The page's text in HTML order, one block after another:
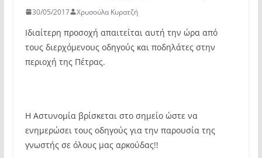
30/05/2017 Χρυσούλα Κυρατζή
Ιδιαίτερη προσοχή απαιτείται αυτή την ώρα από
τους διερχόμενους οδηγούς και ποδηλάτες στην
περιοχή της Πέτρας.
Η Αστυνομία βρίσκεται στο σημείο ώστε να
ενημερώσει τους οδηγούς για την παρουσία της
γνωστής σε όλους μας αρκούδας!!